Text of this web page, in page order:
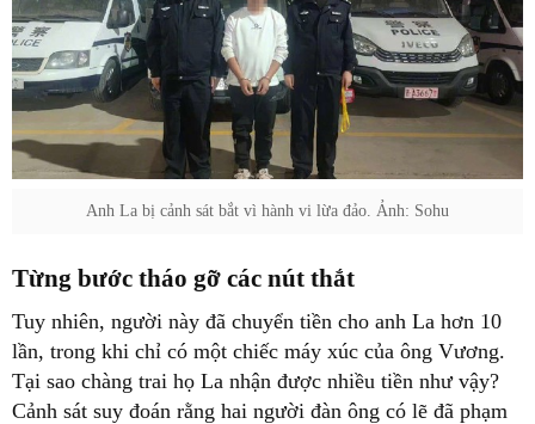
Anh La bị cảnh sát bắt vì hành vi lừa đảo. Ảnh: Sohu
Từng bước tháo gỡ các nút thắt
Tuy nhiên, người này đã chuyển tiền cho anh La hơn 10
lần, trong khi chỉ có một chiếc máy xúc của ông Vương.
Tại sao chàng trai họ La nhận được nhiều tiền như vậy?
Cảnh sát suy đoán rằng hai người đàn ông có lẽ đã phạm